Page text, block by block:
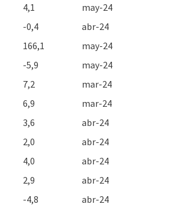
4,1
may-24
-0,4
abr-24
166,1
may-24
-5,9
may-24
7,2
mar-24
6,9
mar-24
3,6
abr-24
2,0
abr-24
4,0
abr-24
2,9
abr-24
-4,8
abr-24